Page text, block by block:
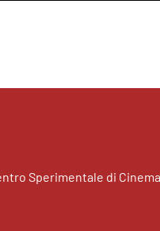
Sperimentale di